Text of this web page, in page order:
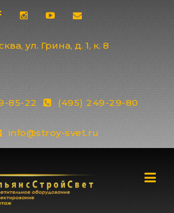
ул. Грина, д. 1, к. 8
85-22 (495) 249-29-80
info@stroy-svet.ru